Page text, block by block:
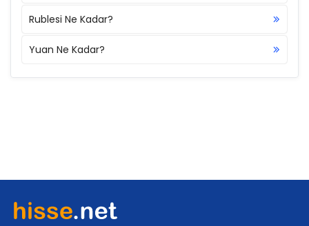
Rublesi Ne Kadar?
Yuan Ne Kadar?